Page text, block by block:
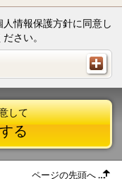
情報保護方針に同意し
さい。
して
る
ページの先頭へ